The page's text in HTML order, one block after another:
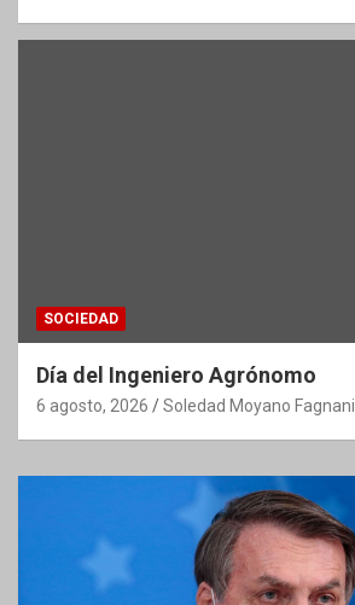
SOCIEDAD
Día del Ingeniero Agrónomo
6 agosto, 2026 Soledad Moyano Fagnani